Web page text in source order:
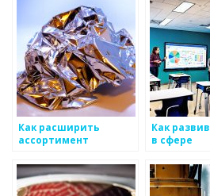
Как расширить
ассортимент
Как
в сфере